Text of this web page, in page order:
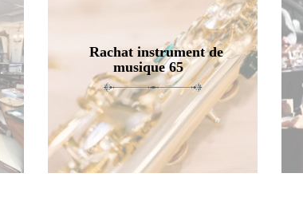
Rachat instrument de
musique 65